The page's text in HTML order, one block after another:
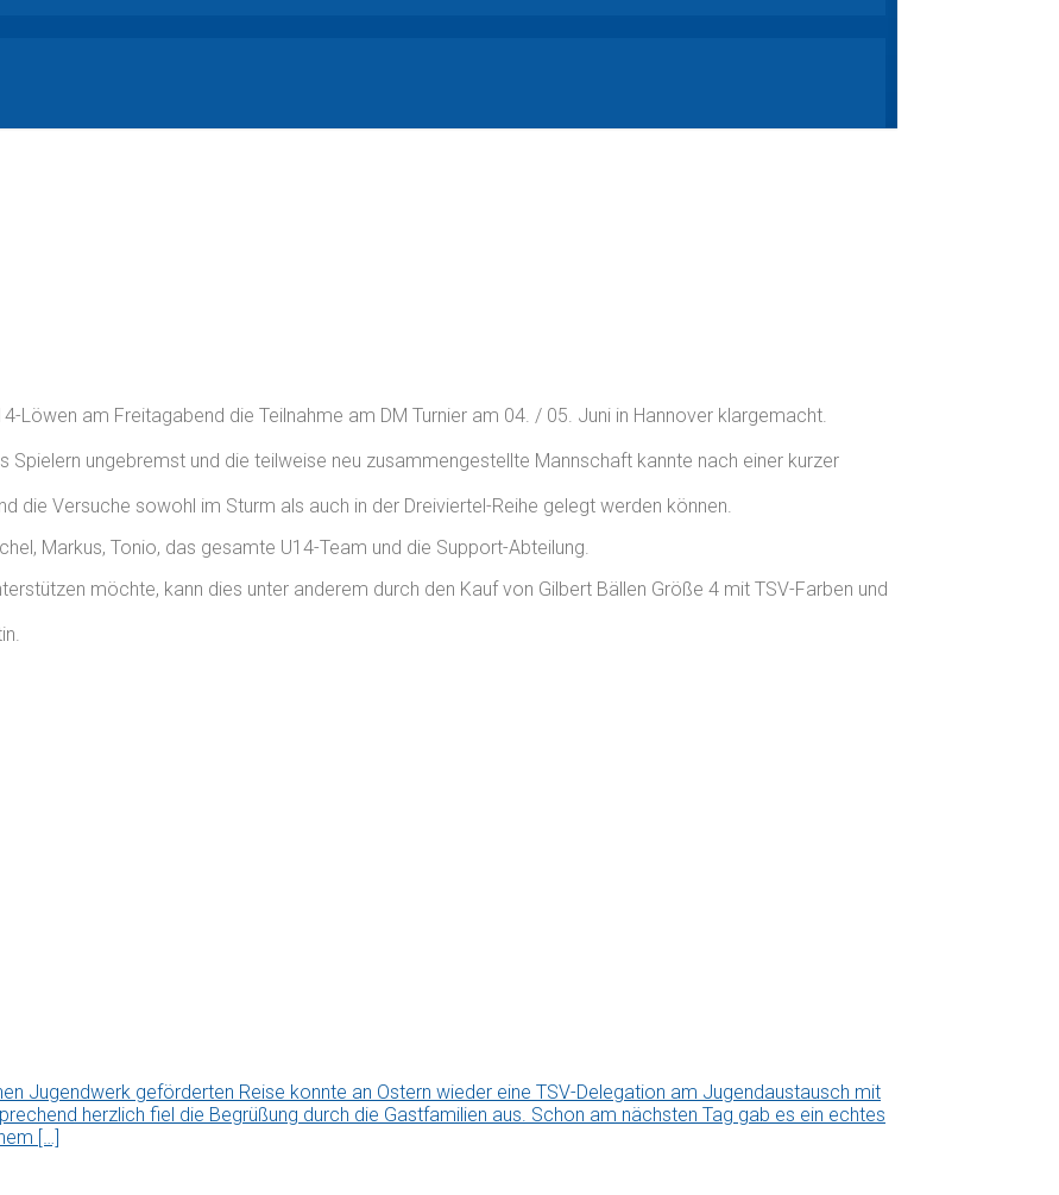
Löwen am Freitagabend die Teilnahme am DM Turnier am 04. / 05. Juni in Hannover klargemacht.
ungebremst und die teilweise neu zusammengestellte Mannschaft kannte nach einer kurzer
die Versuche sowohl im Sturm als auch in der Dreiviertel-Reihe gelegt werden können.
Markus, Tonio, das gesamte U14-Team und die Support-Abteilung.
möchte, kann dies unter anderem durch den Kauf von Gilbert Bällen Größe 4 mit TSV-Farben und
Jugendwerk geförderten Reise konnte an Ostern wieder eine TSV-Delegation am Jugendaustausch mit
herzlich fiel die Begrüßung durch die Gastfamilien aus. Schon am nächsten Tag gab es ein echtes
[…]